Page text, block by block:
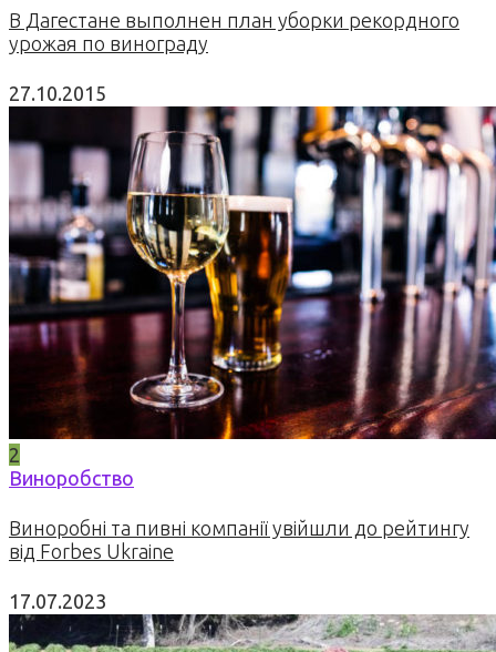
В Дагестане выполнен план уборки рекордного
урожая по винограду
27.10.2015
2
Виноробство
Виноробні та пивні компанії увійшли до рейтингу
від Forbes Ukraine
17.07.2023